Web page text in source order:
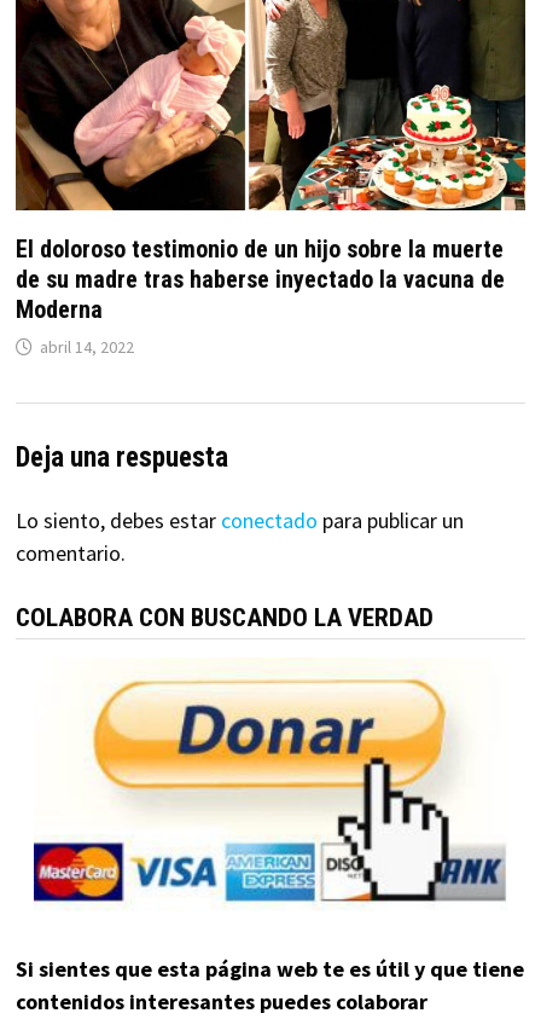
El doloroso testimonio de un hijo sobre la muerte
de su madre tras haberse inyectado la vacuna de
Moderna
abril 14, 2022
Deja una respuesta
Lo siento, debes estar conectado para publicar un
comentario.
COLABORA CON BUSCANDO LA VERDAD
Si sientes que esta página web te es útil y que tiene
contenidos interesantes puedes colaborar